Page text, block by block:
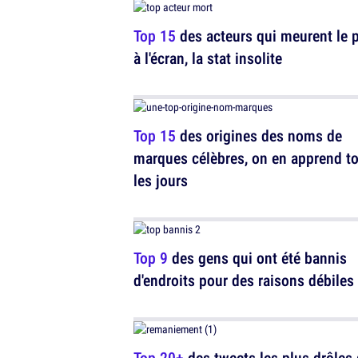
Top 15 des acteurs qui meurent le
à l'écran, la stat insolite
Top 15 des origines des noms de
marques célèbres, on en apprend
les jours
Top 9 des gens qui ont été bannis
d'endroits pour des raisons débiles